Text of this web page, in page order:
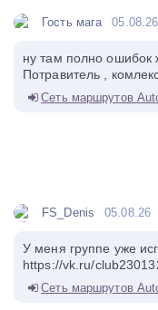
Гость мага 05.08.26
ну там полно ошибок
Потравитель ,
Сеть маршрутов
FS_Denis 05.08.26
У меня группе уже
https://vk.ru/
Сеть маршрутов